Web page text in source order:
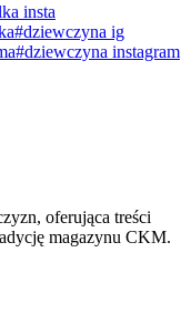
insta
#dziewczyna ig
#dziewczyna instagram
oferująca treści
magazynu CKM.